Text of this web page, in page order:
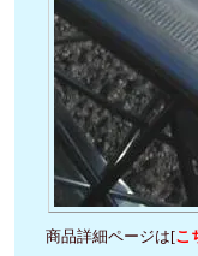
商品詳細ページは[こ